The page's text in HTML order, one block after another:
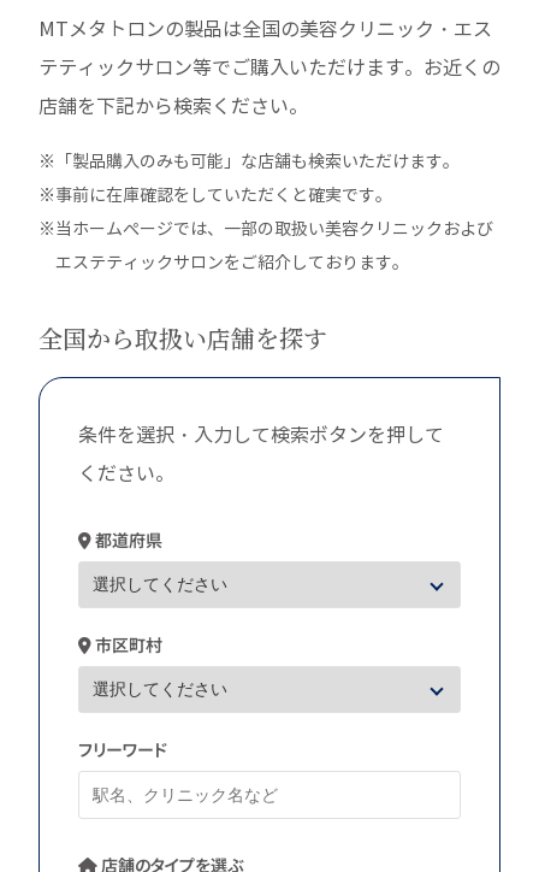
MTメタトロンの製品は全国の美容クリニック・エス
テティックサロン等でご購入いただけます。 お近くの
店舗を下記から検索ください。
※「製品購入のみも可能」な店舗も検索いただけます。
※事前に在庫確認をしていただくと確実です。
※当ホームぺージでは、一部の取扱い美容クリニックおよび
エステティックサロンをご紹介しております。
全国から取扱い店舗を探す
条件を選択・入力して検索ボタンを押して
ください。
都道府県
市区町村
フリーワード
店舗のタイプを選ぶ